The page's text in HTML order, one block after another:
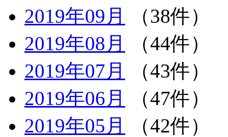
2019年09月
（38件）
2019年08月
（44件）
2019年07月
（43件）
2019年06月
（47件）
2019年05月
（42件）